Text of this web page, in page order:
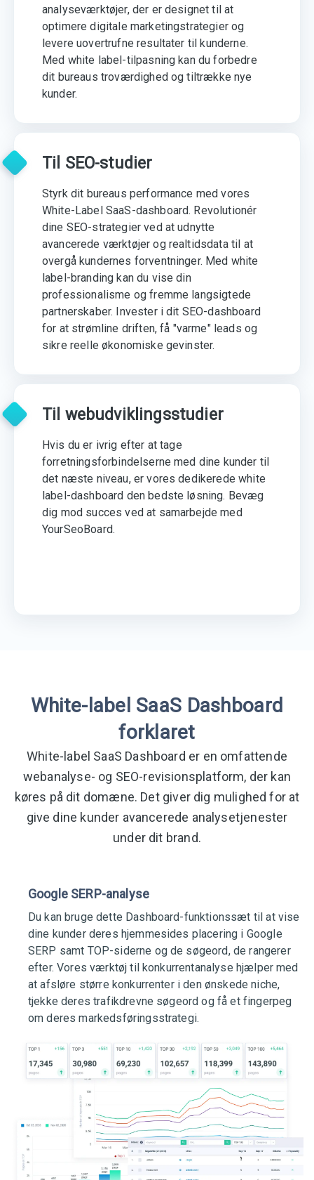
analyseværktøjer, der er designet til at
optimere digitale marketingstrategier og
levere uovertrufne resultater til kunderne.
Med white label-tilpasning kan du forbedre
dit bureaus troværdighed og tiltrække nye
kunder.
Til SEO-studier
Styrk dit bureaus performance med vores
White-Label SaaS-dashboard. Revolutionér
dine SEO-strategier ved at udnytte
avancerede værktøjer og realtidsdata til at
overgå kundernes forventninger. Med white
label-branding kan du vise din
professionalisme og fremme langsigtede
partnerskaber. Invester i dit SEO-dashboard
for at strømline driften, få "varme" leads og
sikre reelle økonomiske gevinster.
Til webudviklingsstudier
Hvis du er ivrig efter at tage
forretningsforbindelserne med dine kunder til
det næste niveau, er vores dedikerede white
label-dashboard den bedste løsning. Bevæg
dig mod succes ved at samarbejde med
YourSeoBoard.
White-label SaaS Dashboard
forklaret
White-label SaaS Dashboard er en omfattende
webanalyse- og SEO-revisionsplatform, der kan
køres på dit domæne. Det giver dig mulighed for at
give dine kunder avancerede analysetjenester
under dit brand.
Google SERP-analyse
Du kan bruge dette Dashboard-funktionssæt til at vise
dine kunder deres hjemmesides placering i Google
SERP samt TOP-siderne og de søgeord, de rangerer
efter. Vores værktøj til konkurrentanalyse hjælper med
at afsløre større konkurrenter i den ønskede niche,
tjekke deres trafikdrevne søgeord og få et fingerpeg
om deres markedsføringsstrategi.